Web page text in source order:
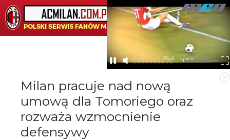
☰
Milan pracuje nad nową
umową dla Tomoriego oraz
rozważa wzmocnienie
defensywy